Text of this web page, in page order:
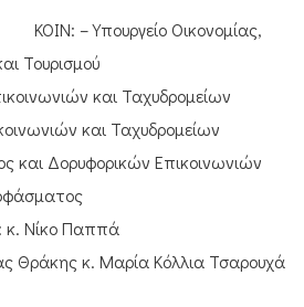
Οικονομίας,
Τουρισμού
και Ταχυδρομείων
και Ταχυδρομείων
και Δορυφορικών Επικοινωνιών
κ. Νίκο Παππά
Θράκης κ. Μαρία Κόλλια Τσαρουχά